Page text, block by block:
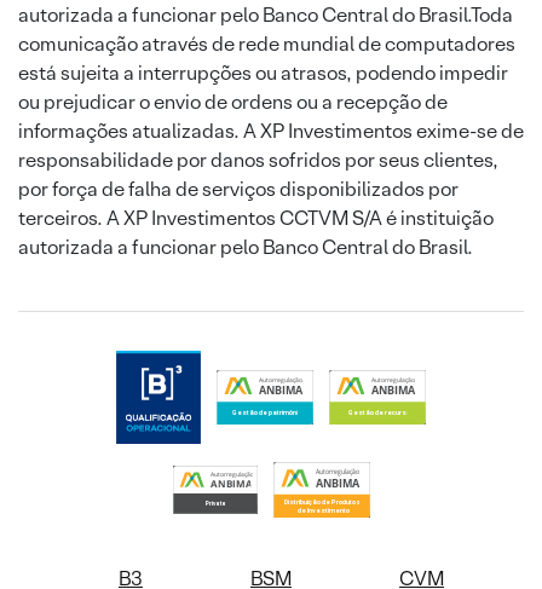
autorizada a funcionar pelo Banco Central do Brasil.Toda
comunicação através de rede mundial de computadores
está sujeita a interrupções ou atrasos, podendo impedir
ou prejudicar o envio de ordens ou a recepção de
informações atualizadas. A XP Investimentos exime-se de
responsabilidade por danos sofridos por seus clientes,
por força de falha de serviços disponibilizados por
terceiros. A XP Investimentos CCTVM S/A é instituição
autorizada a funcionar pelo Banco Central do Brasil.
B3 BSM CVM